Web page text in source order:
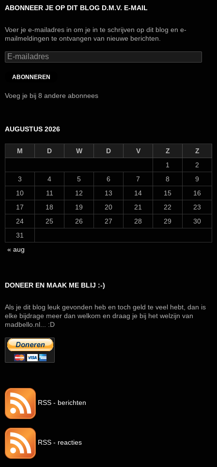
ABONNEER JE OP DIT BLOG D.M.V. E-MAIL
Voer je e-mailadres in om je in te schrijven op dit blog en e-
mailmeldingen te ontvangen van nieuwe berichten.
E-
mailadres
ABONNEREN
Voeg je bij 8 andere abonnees
AUGUSTUS 2026
M D W D V Z
Z
1
2
3
4 5 6 7 8
9
10
11 12 13 14 15
16
17
18 19 20 21 22
23
24
25 26 27 28 29
30
31
« aug
DONEER EN MAAK ME BLIJ :-)
Als je dit blog leuk gevonden heb en toch geld te veel hebt, dan is
elke bijdrage meer dan welkom en draag je bij het welzijn van
madbello.nl... :D
RSS - berichten
RSS - reacties